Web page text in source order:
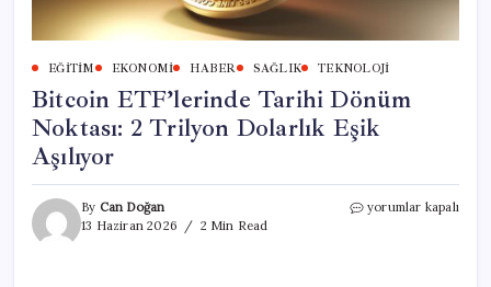
EĞITIM EKONOMI HABER SAĞLIK TEKNOLOJI
Bitcoin ETF’lerinde Tarihi Dönüm
Noktası: 2 Trilyon Dolarlık Eşik
Aşılıyor
By Can Doğan
13 Haziran 2026
2 Min Read
Bitcoin
yorumlar kapalı